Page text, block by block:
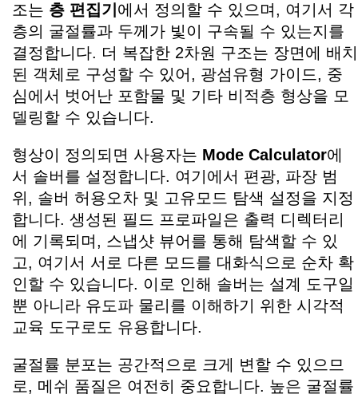
조는 층 편집기 에서 정의할 수 있으며, 여기서 각
층의 굴절률과 두께가 빛이 구속될 수 있는지를
결정합니다. 더 복잡한 2차원 구조는 장면에 배치
된 객체로 구성할 수 있어, 광섬유형 가이드, 중
심에서 벗어난 포함물 및 기타 비적층 형상을 모
델링할 수 있습니다.
형상이 정의되면 사용자는 Mode Calculator에
서 솔버를 설정합니다. 여기에서 편광, 파장 범
위, 솔버 허용오차 및 고유모드 탐색 설정을 지정
합니다. 생성된 필드 프로파일은 출력 디렉터리
에 기록되며, 스냅샷 뷰어를 통해 탐색할 수 있
고, 여기서 서로 다른 모드를 대화식으로 순차 확
인할 수 있습니다. 이로 인해 솔버는 설계 도구일
뿐 아니라 유도파 물리를 이해하기 위한 시각적
교육 도구로도 유용합니다.
굴절률 분포는 공간적으로 크게 변할 수 있으므
로, 메쉬 품질은 여전히 중요합니다. 높은 굴절률